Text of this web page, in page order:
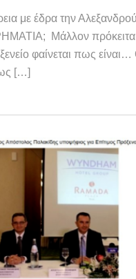
με έδρα την
Μάλλον πρόκειται
φαίνεται πως
[…]